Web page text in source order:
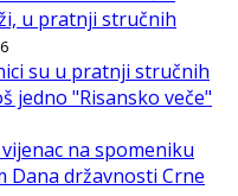
u pratnji stručnih
su u pratnji stručnih
jedno "Risansko veče"
na spomeniku
Dana državnosti Crne